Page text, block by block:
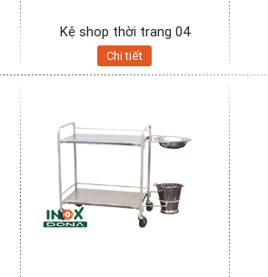
Kệ shop thời trang 04
Chi tiết